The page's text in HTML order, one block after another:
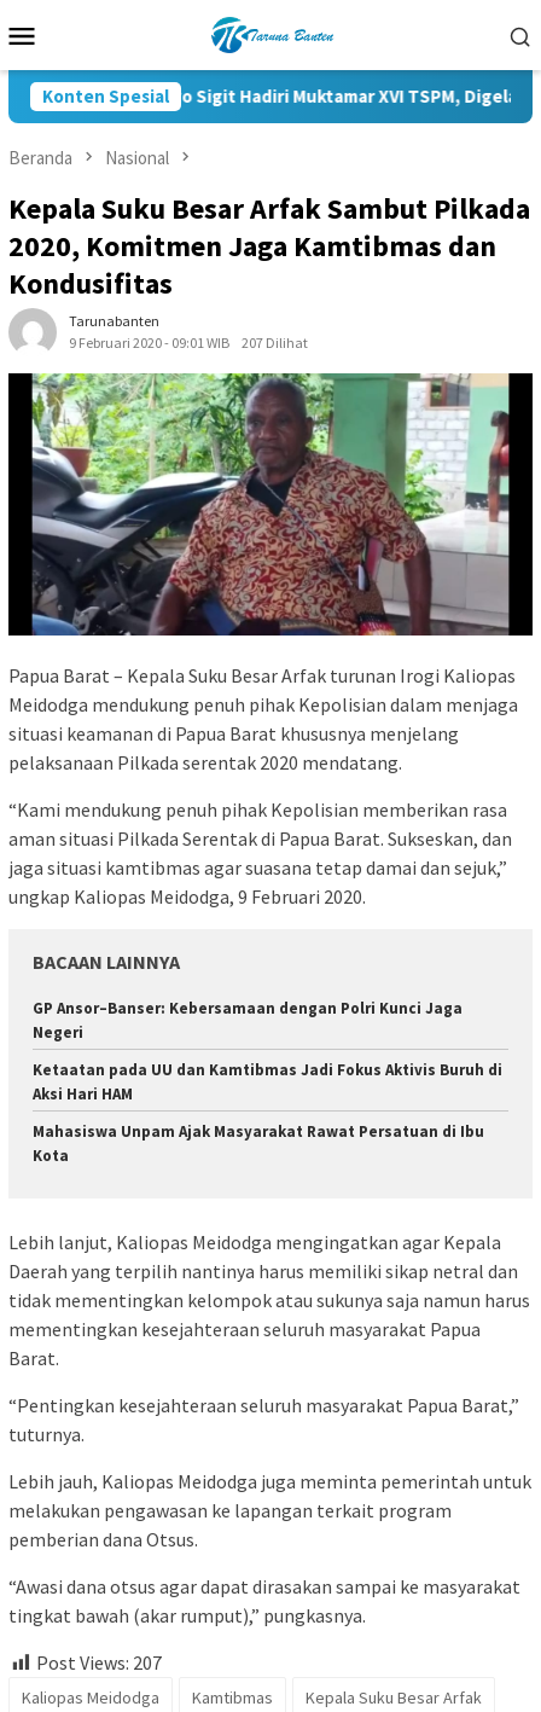
ke
Mobile
Konten Spesial
Kapolri Listyo Sigit Hadiri Muktamar XVI TSPM, Digelar di
Beranda Nasional
Kepala Suku Besar Arfak Sambut Pilkada
2020, Komitmen Jaga Kamtibmas dan
Kondusifitas
Tarunabanten
9 Februari 2020 - 09:01 WIB
207 Dilihat
Papua Barat – Kepala Suku Besar Arfak turunan Irogi Kaliopas
Meidodga mendukung penuh pihak Kepolisian dalam menjaga
situasi keamanan di Papua Barat khususnya menjelang
pelaksanaan Pilkada serentak 2020 mendatang.
“Kami mendukung penuh pihak Kepolisian memberikan rasa
aman situasi Pilkada Serentak di Papua Barat. Sukseskan, dan
jaga situasi kamtibmas agar suasana tetap damai dan sejuk,”
ungkap Kaliopas Meidodga, 9 Februari 2020.
BACAAN LAINNYA
GP Ansor–Banser: Kebersamaan dengan Polri Kunci Jaga
Negeri
Ketaatan pada UU dan Kamtibmas Jadi Fokus Aktivis Buruh di
Aksi Hari HAM
Mahasiswa Unpam Ajak Masyarakat Rawat Persatuan di Ibu
Kota
Lebih lanjut, Kaliopas Meidodga mengingatkan agar Kepala
Daerah yang terpilih nantinya harus memiliki sikap netral dan
tidak mementingkan kelompok atau sukunya saja namun harus
mementingkan kesejahteraan seluruh masyarakat Papua
Barat.
“Pentingkan kesejahteraan seluruh masyarakat Papua Barat,”
tuturnya.
Lebih jauh, Kaliopas Meidodga juga meminta pemerintah untuk
melakukan pengawasan ke lapangan terkait program
pemberian dana Otsus.
“Awasi dana otsus agar dapat dirasakan sampai ke masyarakat
tingkat bawah (akar rumput),” pungkasnya.
Post Views: 207
Kaliopas Meidodga Kamtibmas
Kepala Suku Besar Arfak